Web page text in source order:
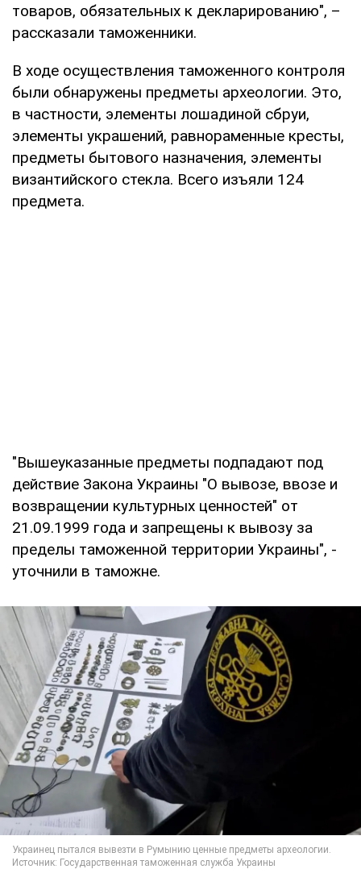
товаров, обязательных к декларированию", –
рассказали таможенники.
В ходе осуществления таможенного контроля
были обнаружены предметы археологии. Это,
в частности, элементы лошадиной сбруи,
элементы украшений, равнораменные кресты,
предметы бытового назначения, элементы
византийского стекла. Всего изъяли 124
предмета.
"Вышеуказанные предметы подпадают под
действие Закона Украины "О вывозе, ввозе и
возвращении культурных ценностей" от
21.09.1999 года и запрещены к вывозу за
пределы таможенной территории Украины", -
уточнили в таможне.